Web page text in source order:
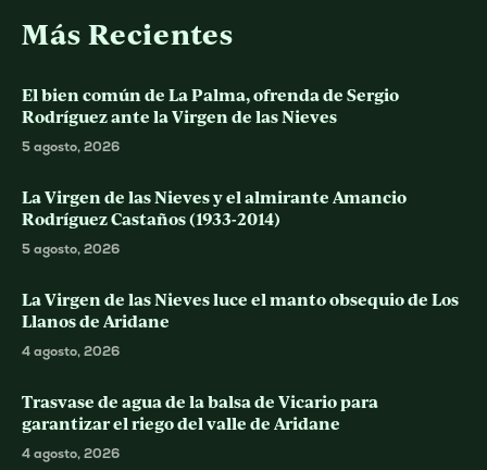
Más Recientes
El bien común de La Palma, ofrenda de Sergio
Rodríguez ante la Virgen de las Nieves
5 agosto, 2026
La Virgen de las Nieves y el almirante Amancio
Rodríguez Castaños (1933-2014)
5 agosto, 2026
La Virgen de las Nieves luce el manto obsequio de Los
Llanos de Aridane
4 agosto, 2026
Trasvase de agua de la balsa de Vicario para
garantizar el riego del valle de Aridane
4 agosto, 2026